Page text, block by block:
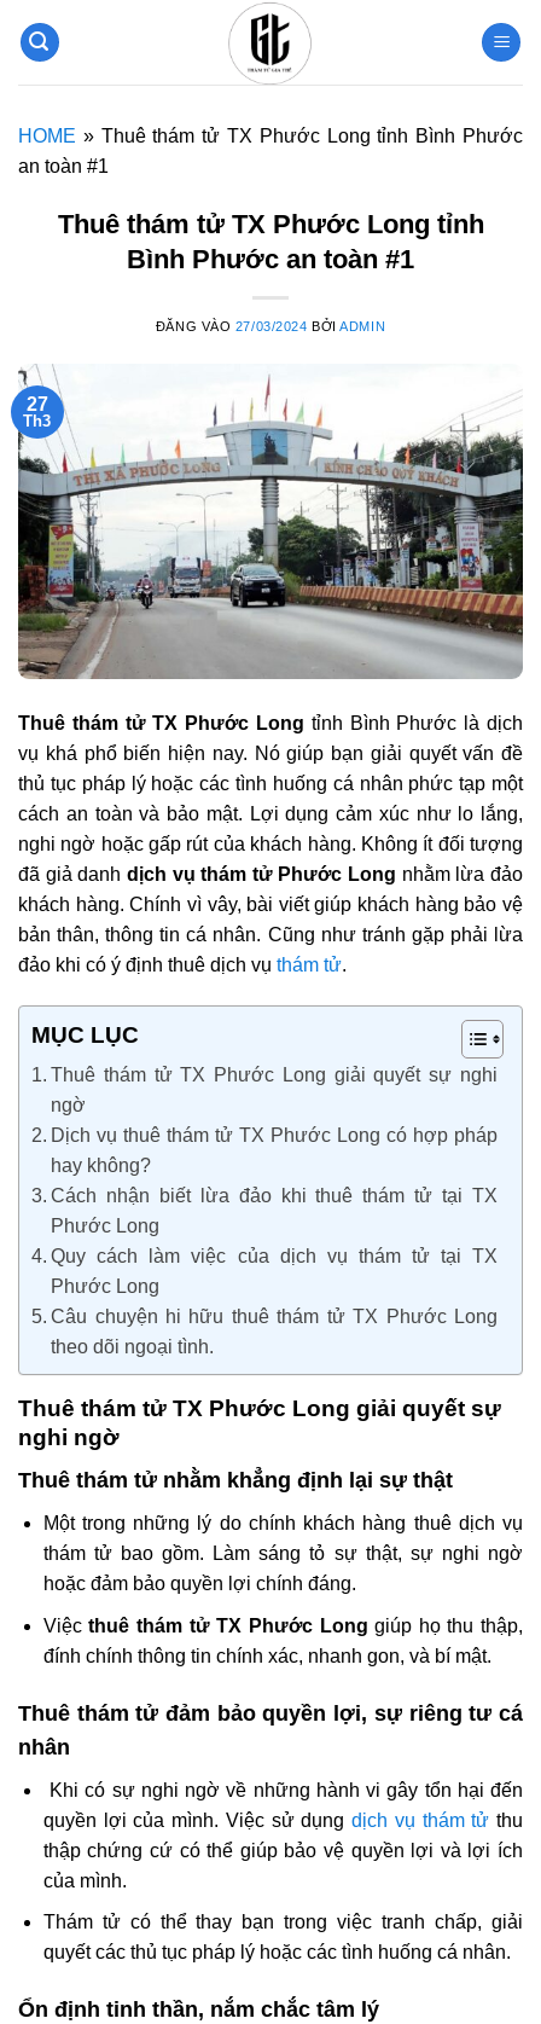
qua
HOME » Thuê thám tử TX Phước Long tỉnh Bình Phước
an toàn #1
Thuê thám tử TX Phước Long tỉnh
Bình Phước an toàn #1
ĐĂNG VÀO 27/03/2024 BỞIADMIN
27
Th3
Thuê thám tử TX Phước Long tỉnh Bình Phước là dịch
vụ khá phổ biến hiện nay. Nó giúp bạn giải quyết vấn đề
thủ tục pháp lý hoặc các tình huống cá nhân phức tạp một
cách an toàn và bảo mật. Lợi dụng cảm xúc như lo lắng,
nghi ngờ hoặc gấp rút của khách hàng. Không ít đối tượng
đã giả danh dịch vụ thám tử Phước Long nhằm lừa đảo
khách hàng. Chính vì vây, bài viết giúp khách hàng bảo vệ
bản thân, thông tin cá nhân. Cũng như tránh gặp phải lừa
đảo khi có ý định thuê dịch vụ thám tử.
MỤC LỤC
Thuê thám tử TX Phước Long giải quyết sự nghi
ngờ
Dịch vụ thuê thám tử TX Phước Long có hợp pháp
hay không?
Cách nhận biết lừa đảo khi thuê thám tử tại TX
Phước Long
Quy cách làm việc của dịch vụ thám tử tại TX
Phước Long
Câu chuyện hi hữu thuê thám tử TX Phước Long
theo dõi ngoại tình.
Thuê thám tử TX Phước Long giải quyết sự
nghi ngờ
Thuê thám tử nhằm khẳng định lại sự thật
Một trong những lý do chính khách hàng thuê dịch vụ
thám tử bao gồm. Làm sáng tỏ sự thật, sự nghi ngờ
hoặc đảm bảo quyền lợi chính đáng.
Việcthuê thám tử TX Phước Long giúp họ thu thập,
đính chính thông tin chính xác, nhanh gon, và bí mật.
Thuê thám tử đảm bảo quyền lợi, sự riêng tư cá
nhân
Khi có sự nghi ngờ về những hành vi gây tổn hại đến
quyền lợi của mình. Việc sử dụngdịch vụ thám tử thu
thập chứng cứ có thể giúp bảo vệ quyền lợi và lợi ích
của mình.
Thám tử có thể thay bạn trong việc tranh chấp, giải
quyết các thủ tục pháp lý hoặc các tình huống cá nhân.
Ổn định tinh thần, nắm chắc tâm lý